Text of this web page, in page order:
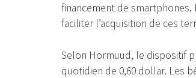
financement de smartphones.
faciliter l’acquisition de ces
Selon Hormuud, le dispositif
quotidien de 0,60 dollar. Les